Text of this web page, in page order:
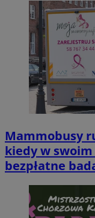
Mammobusy
kiedy w
bezpłatne